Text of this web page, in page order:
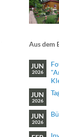
Aus dem
JUN
2026
JUN
2026
JUN
2026